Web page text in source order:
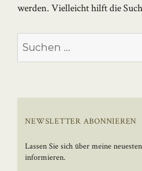
werden. Vielleicht hilft die
Suchen
nach:
NEWSLETTER ABONNIEREN
Lassen Sie sich über meine
informieren.